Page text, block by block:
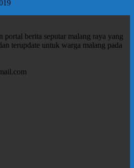
portal berita seputar malang raya yang
terupdate untuk warga malang pada